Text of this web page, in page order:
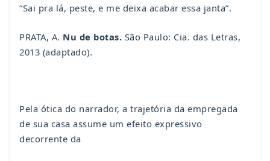
“Sai pra lá, peste, e me deixa acabar essa janta”.
PRATA, A. Nu de botas. São Paulo: Cia. das Letras,
2013 (adaptado).
Pela ótica do narrador, a trajetória da empregada
de sua casa assume um efeito expressivo
decorrente da